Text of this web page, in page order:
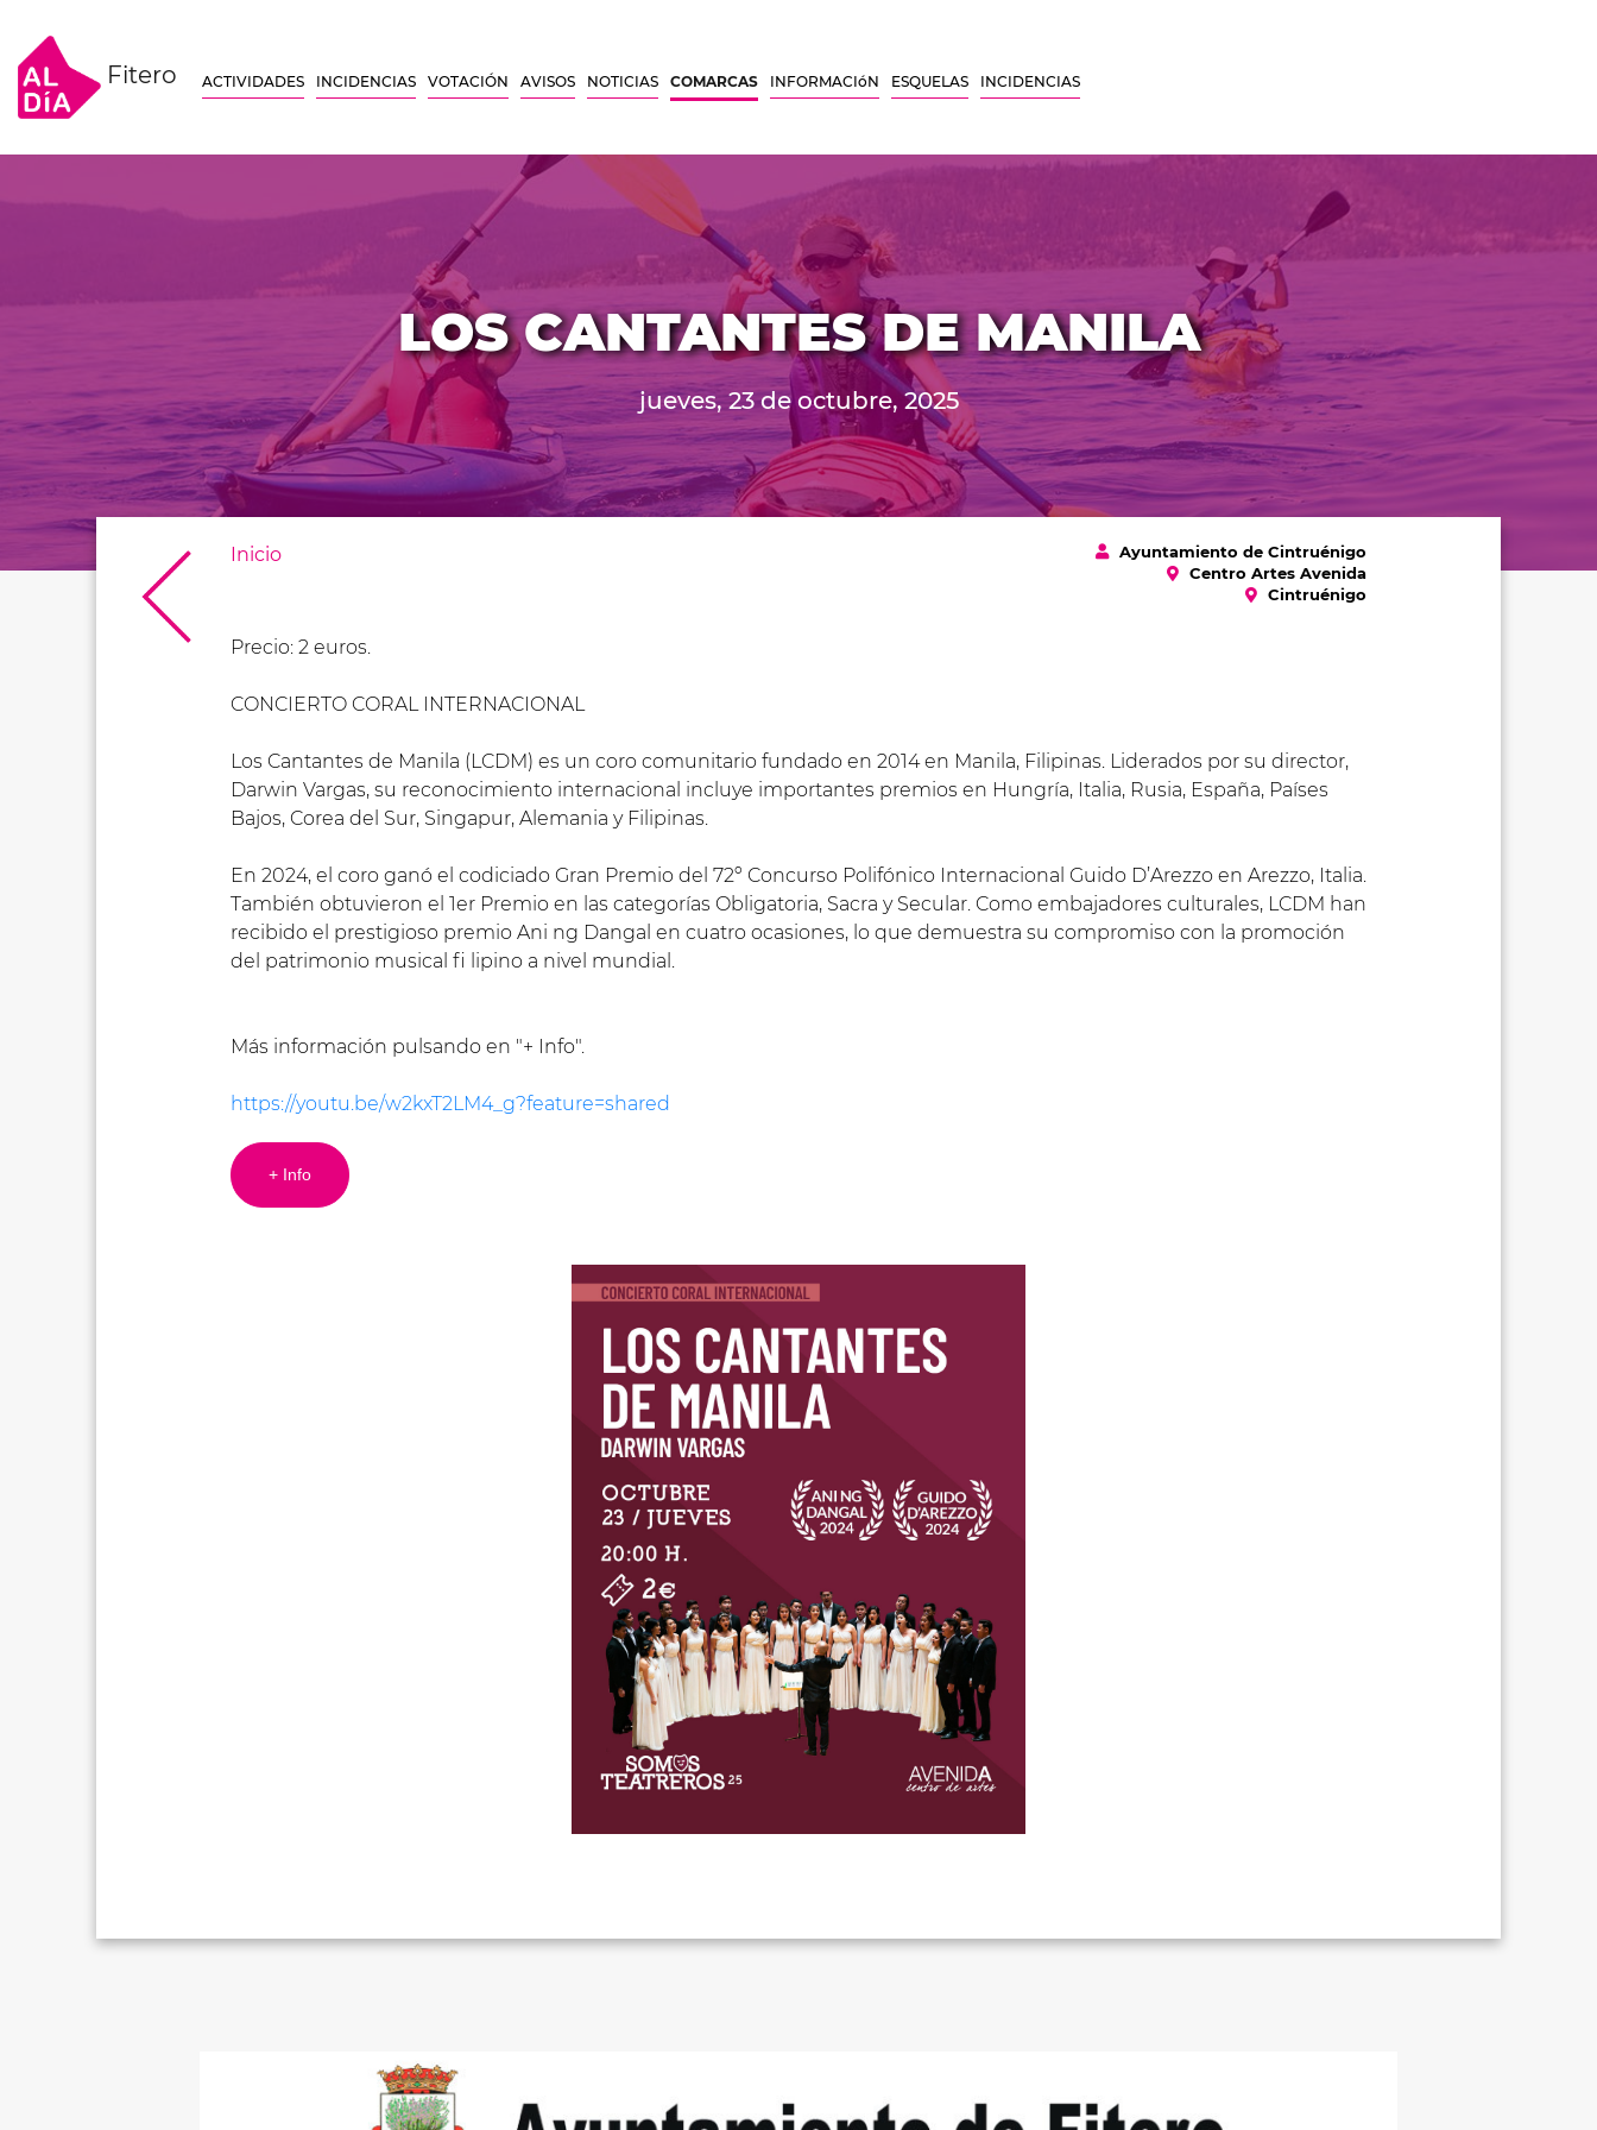
Fitero ACTIVIDADES INCIDENCIAS VOTACIÓN AVISOS NOTICIAS COMARCAS INFORMACIóN ESQUELAS INCIDENCIAS
LOS CANTANTES DE MANILA
jueves, 23 de octubre, 2025
Inicio
Ayuntamiento de Cintruénigo
Centro Artes Avenida
Cintruénigo
Precio: 2 euros.
CONCIERTO CORAL INTERNACIONAL
Los Cantantes de Manila (LCDM) es un coro comunitario fundado en 2014 en Manila, Filipinas. Liderados por su director,
Darwin Vargas, su reconocimiento internacional incluye importantes premios en Hungría, Italia, Rusia, España, Países
Bajos, Corea del Sur, Singapur, Alemania y Filipinas.
En 2024, el coro ganó el codiciado Gran Premio del 72º Concurso Polifónico Internacional Guido D’Arezzo en Arezzo, Italia.
También obtuvieron el 1er Premio en las categorías Obligatoria, Sacra y Secular. Como embajadores culturales, LCDM han
recibido el prestigioso premio Ani ng Dangal en cuatro ocasiones, lo que demuestra su compromiso con la promoción
del patrimonio musical fi lipino a nivel mundial.
Más información pulsando en "+ Info".
https://youtu.be/w2kxT2LM4_g?feature=shared
+ Info